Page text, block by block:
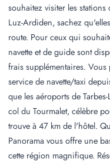
souhaitez visiter les
Luz-Ardiden, sachez
route. Pour ceux qui
navette et de guide sont
frais supplémentaires.
service de navette/taxi
que les aéroports de
col du Tourmalet, célèbre
trouve à 47 km de l'hôtel.
Panorama vous offre une
cette région magnifique.